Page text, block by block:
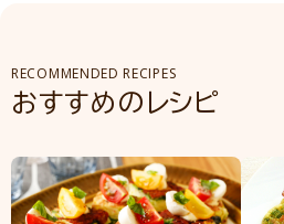
RECOMMENDED RECIPES
おすすめのレシピ